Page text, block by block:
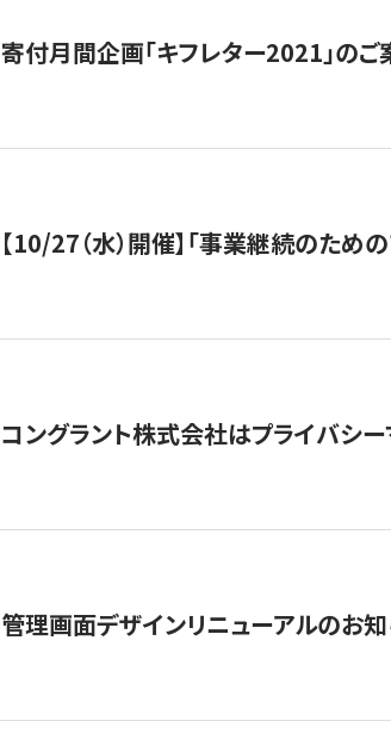
寄付月間企画「キフレター2021」のご
【10/27（水）開催】「事業継続のため
コングラント株式会社はプライバシ
管理画面デザインリニューアルのお